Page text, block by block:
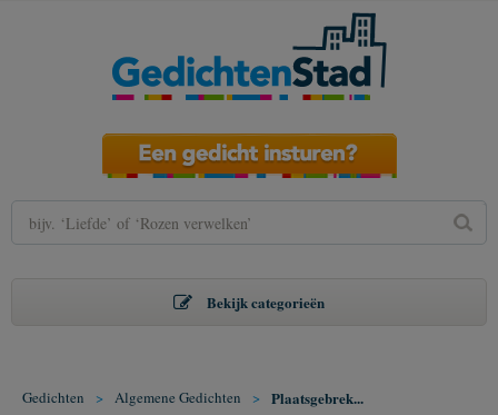
Bekijk categorieën
Gedichten > Algemene Gedichten > Plaatsgebrek...